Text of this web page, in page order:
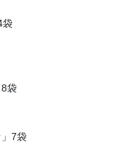
袋
袋
7袋